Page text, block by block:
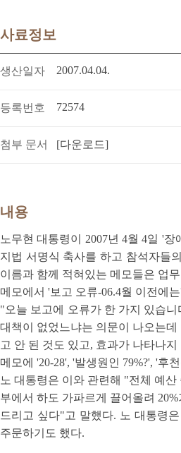
사료정보
생산일자 2007.04.04.
등록번호 72574
첨부 문서 [다운로드]
내용
노무현 대통령이 2007년 4월 4일 '
지법 서명식 축사를 하고 참석자들
이름과 함께 적혀있는 메모들은 업
메모에서 '보고 오류-06.4월 이전에
"오늘 보고에 오류가 한 가지 있습
대책이 없었느냐는 의문이 나오는
고 안 된 것도 있고, 효과가 나타나
메모에 '20-28', '발생원인 79%?', '후
노 대통령은 이와 관련해 "전체 예
부에서 하도 가파르게 끌어올려
드리고 싶다"고 말했다. 노 대통령
주문하기도 했다.